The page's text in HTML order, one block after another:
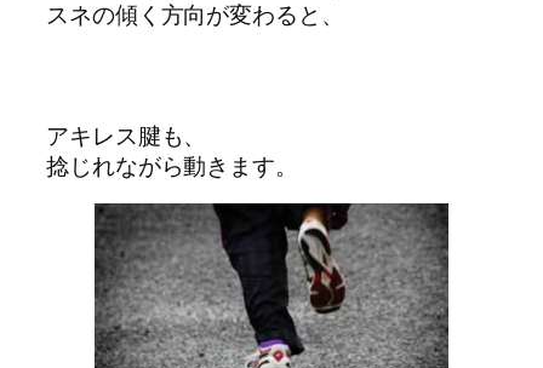
スネの傾く方向が変わると、
アキレス腱も、
捻じれながら動きます。